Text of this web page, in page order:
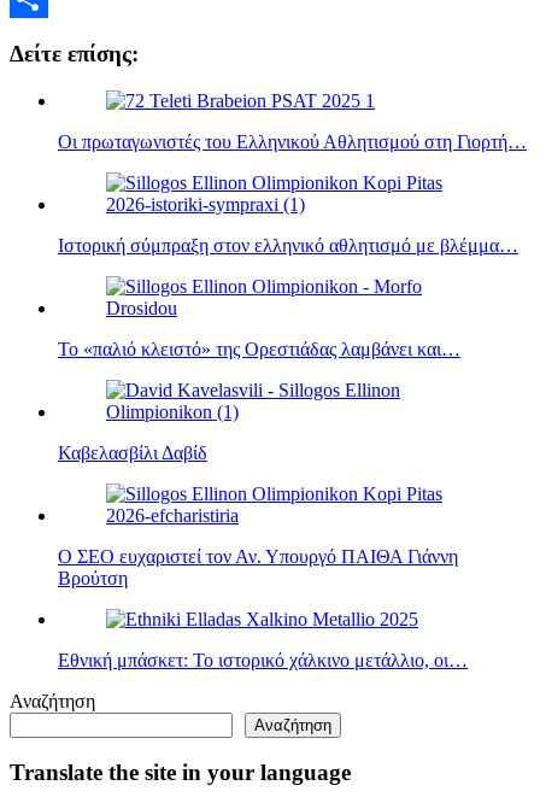
Δείτε επίσης:
Οι πρωταγωνιστές του Ελληνικού Αθλητισμού στη Γιορτή…
Ιστορική σύμπραξη στον ελληνικό αθλητισμό με βλέμμα…
Το «παλιό κλειστό» της Ορεστιάδας λαμβάνει και…
Καβελασβίλι Δαβίδ
Ο ΣΕΟ ευχαριστεί τον Αν. Υπουργό ΠΑΙΘΑ Γιάννη
Βρούτση
Εθνική μπάσκετ: Το ιστορικό χάλκινο μετάλλιο, οι…
Αναζήτηση
Αναζήτηση
Translate the site in your language